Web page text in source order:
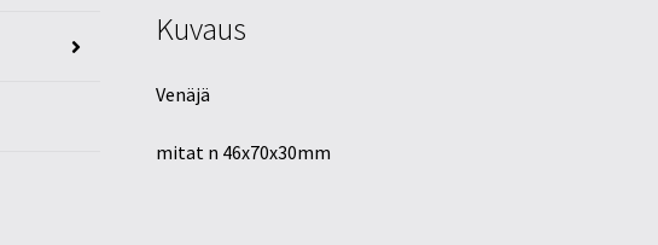
Kuvaus
Venäjä
mitat n 46x70x30mm